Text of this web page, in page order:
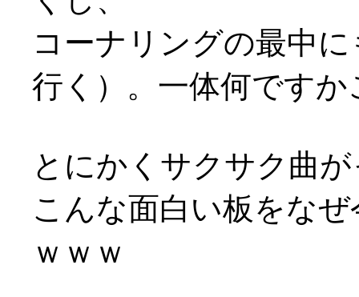
コーナリングの最中
行く）。一体何ですか
とにかくサクサク曲
こんな面白い板をな
ｗｗｗ